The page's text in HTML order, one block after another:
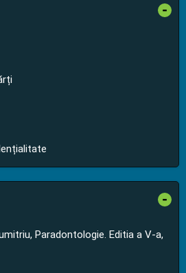
-
-
Paradontologie. Editia a V-a,